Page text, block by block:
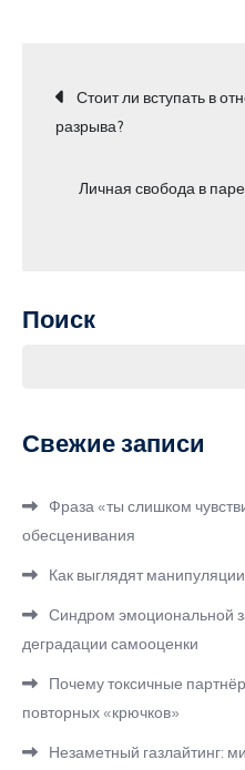
по
записям
Стоит ли вступать в
разрыва?
Личная свобода в
Поиск
Свежие записи
Фраза «ты слишком
обесценивания
Как выглядят
Синдром эмоциональной
деградации самооценки
Почему токсичные
повторных «крючков»
Незаметный газлайтинг: